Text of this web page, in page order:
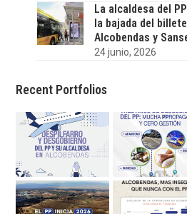
La alcaldesa del
la bajada del
Alcobendas y
24 junio, 2026
Recent Portfolios